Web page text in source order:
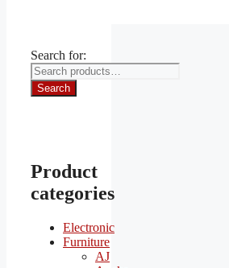
Search for:
Search
Product
categories
Electronic
Furniture
AJ